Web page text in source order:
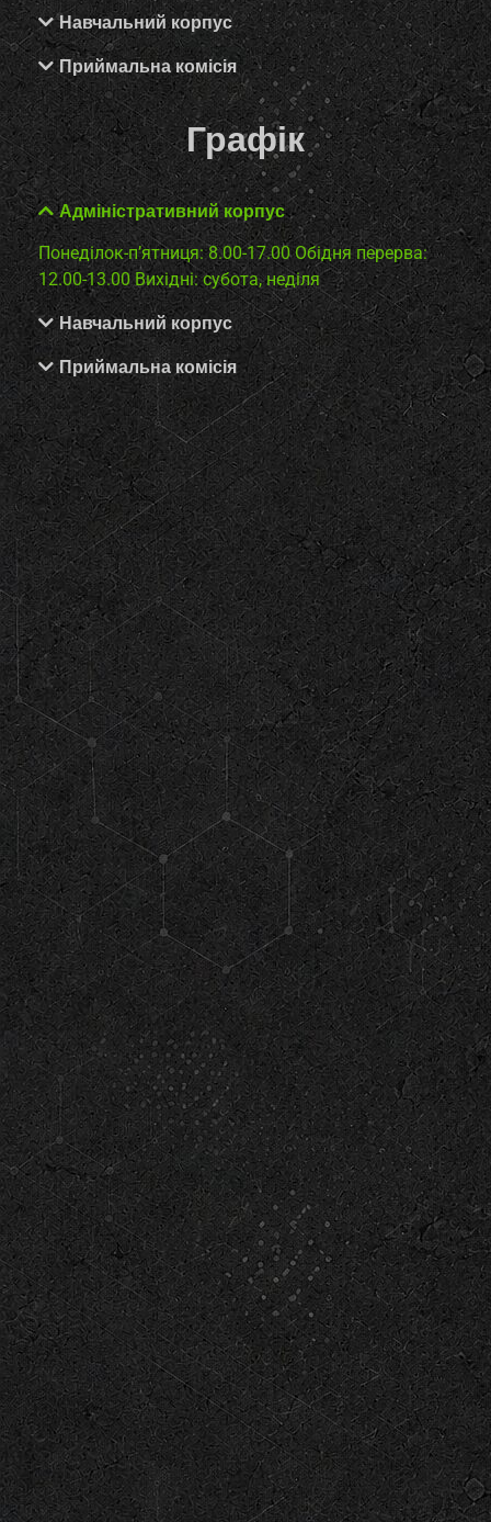
Навчальний корпус
Приймальна комісія
Графік
Адміністративний корпус
Понеділок-п’ятниця: 8.00-17.00 Обідня перерва:
12.00-13.00 Вихідні: субота, неділя
Навчальний корпус
Приймальна комісія